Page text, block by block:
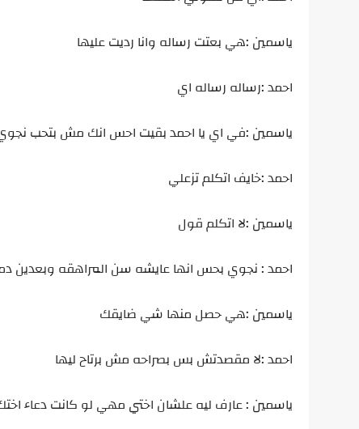
ياسمين :هي بعتت رساله وانا رديت عليها
احمد :رساله رساله اي
ياسمين :في اي يا احمد بقيت احس انك مش بتحب
احمد :خايف اتكلم تزعلي
ياسمين :لا اتكلم قول
احمد : نجوي بحس انها عايشه سن المراهقه وبعدين
ياسمين :هي حصل منها شي ضايقك
احمد :لا مقصدتش بس بصراحه مش برتاح ليها
ياسمين : عارف ليه علشان اختي مهي لو كانت دعاء